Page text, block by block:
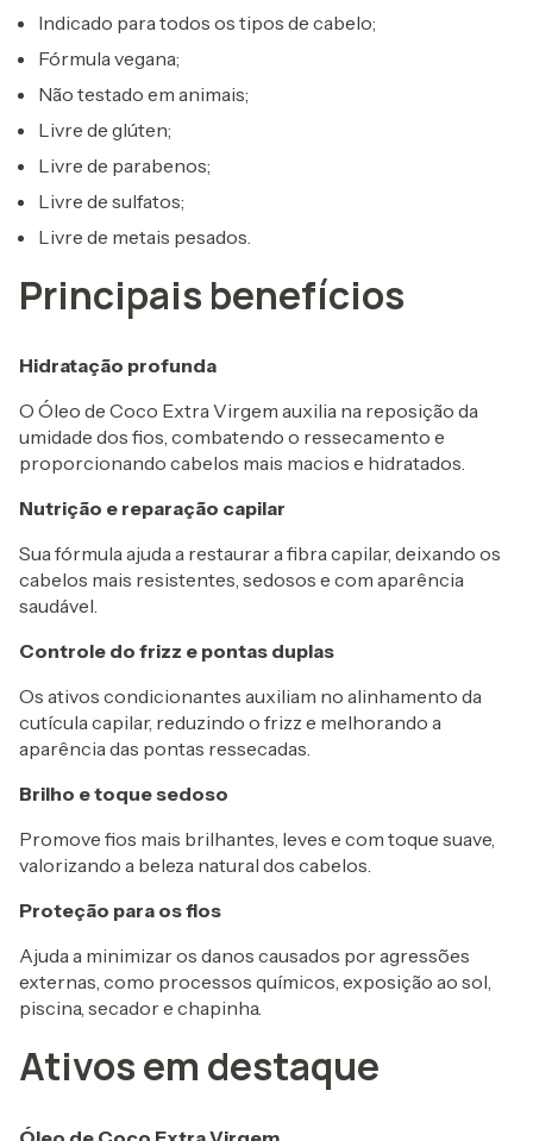
Indicado para todos os tipos de cabelo;
Fórmula vegana;
Não testado em animais;
Livre de glúten;
Livre de parabenos;
Livre de sulfatos;
Livre de metais pesados.
Principais benefícios
Hidratação profunda
O Óleo de Coco Extra Virgem auxilia na reposição da
umidade dos fios, combatendo o ressecamento e
proporcionando cabelos mais macios e hidratados.
Nutrição e reparação capilar
Sua fórmula ajuda a restaurar a fibra capilar, deixando os
cabelos mais resistentes, sedosos e com aparência
saudável.
Controle do frizz e pontas duplas
Os ativos condicionantes auxiliam no alinhamento da
cutícula capilar, reduzindo o frizz e melhorando a
aparência das pontas ressecadas.
Brilho e toque sedoso
Promove fios mais brilhantes, leves e com toque suave,
valorizando a beleza natural dos cabelos.
Proteção para os fios
Ajuda a minimizar os danos causados por agressões
externas, como processos químicos, exposição ao sol,
piscina, secador e chapinha.
Ativos em destaque